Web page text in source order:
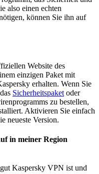
also einen echten
können Sie ihn auf
Website des
einzigen Paket mit
erhalten. Wenn Sie
Sicherheitspaket oder
zu bestellen,
Aktivieren Sie einfach
neueste Version.
in meiner Region
Kaspersky VPN ist und